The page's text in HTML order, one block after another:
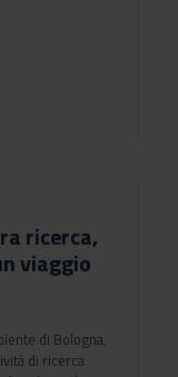
ricerca,
viaggio
di Bologna,
di ricerca